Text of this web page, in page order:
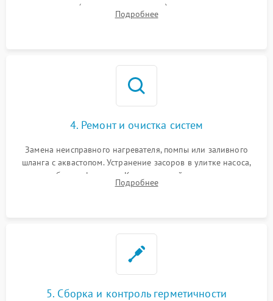
прессостата (датчика уровня воды), датчика мутности,
концевика дверцы и электронного модуля управления.
Подробнее
4. Ремонт и очистка систем
Замена неисправного нагревателя, помпы или заливного
шланга с аквастопом. Устранение засоров в улитке насоса,
патрубках и фильтрах. Компонентный ремонт платы
управления, восстановление поврежденной проводки.
Подробнее
5. Сборка и контроль герметичности